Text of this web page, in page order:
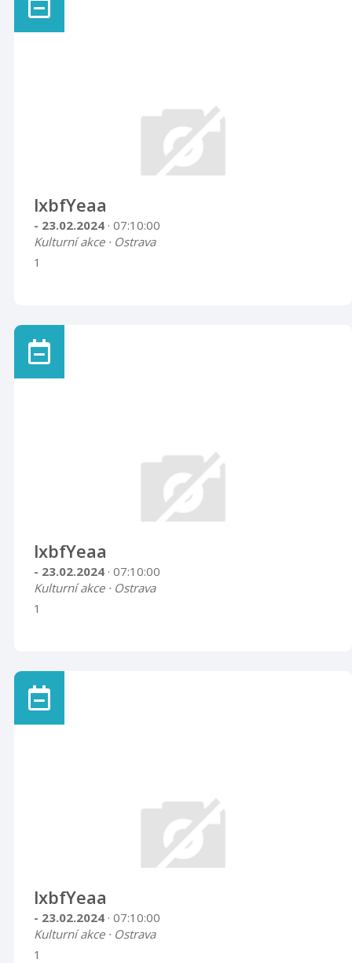
lxbfYeaa
- 23.02.2024 · 07:10:00
Kulturní akce · Ostrava
1
lxbfYeaa
- 23.02.2024 · 07:10:00
Kulturní akce · Ostrava
1
lxbfYeaa
- 23.02.2024 · 07:10:00
Kulturní akce · Ostrava
1